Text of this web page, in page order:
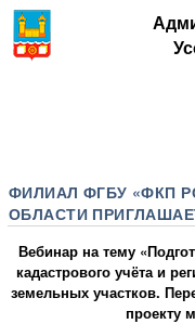
ФИЛИАЛ ФГБУ «ФКП
ОБЛАСТИ
Вебинар на тему
кадастрового учёта и
земельных участков.
проекту